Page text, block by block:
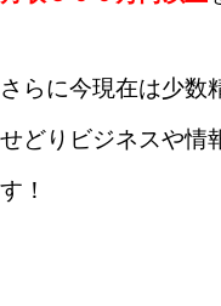
さらに今現在は少数
せどりビジネスや情
す！